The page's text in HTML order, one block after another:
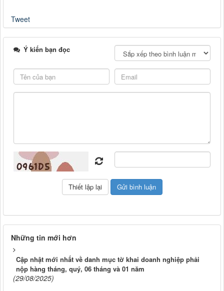
Tweet
Ý kiến bạn đọc
Những tin mới hơn
Cập nhật mới nhất về danh mục tờ khai doanh nghiệp phải
nộp hàng tháng, quý, 06 tháng và 01 năm
(29/08/2025)